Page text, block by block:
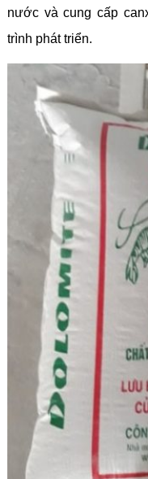
nước và cung cấp
trình phát triển.